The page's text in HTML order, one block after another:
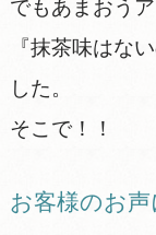
でもあまおう
『抹茶味はな
した。
そこで！！
お客様のお